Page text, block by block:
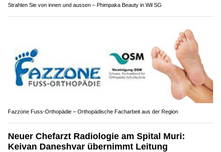
Strahlen Sie von innen und aussen – Phimpaka Beauty in Wil SG
Fazzone Fuss-Orthopädie – Orthopädische Facharbeit aus der Region
Neuer Chefarzt Radiologie am Spital Muri:
Keivan Daneshvar übernimmt Leitung